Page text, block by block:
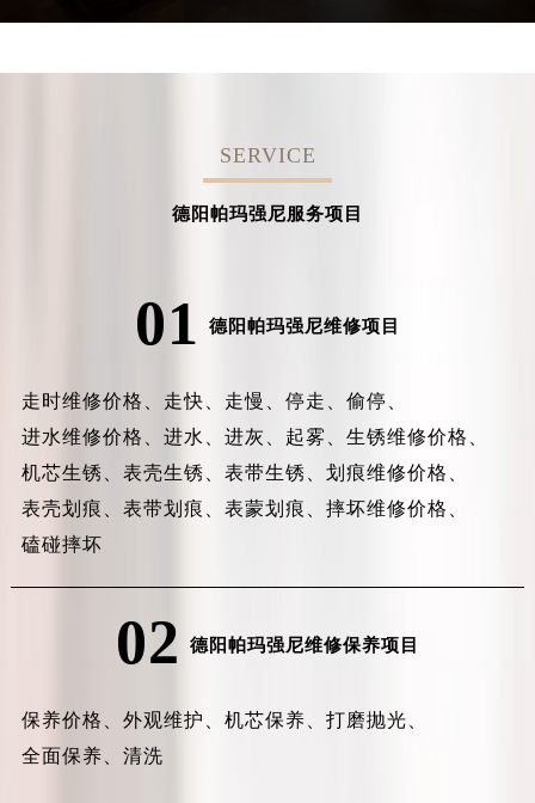
SERVICE
德阳帕玛强尼服务项目
01 德阳帕玛强尼维修项目
走时维修价格、 走快、 走慢、 停走、 偷停、
进水维修价格、 进水、 进灰、 起雾、 生锈维修价格、
机芯生锈、 表壳生锈、 表带生锈、 划痕维修价格、
表壳划痕、 表带划痕、 表蒙划痕、 摔坏维修价格、
磕碰摔坏
02 德阳帕玛强尼维修保养项目
保养价格、 外观维护、 机芯保养、 打磨抛光、
全面保养、 清洗